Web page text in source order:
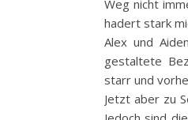
Weg nicht
hadert stark
Alex und
gestaltete
starr und
Jetzt aber zu